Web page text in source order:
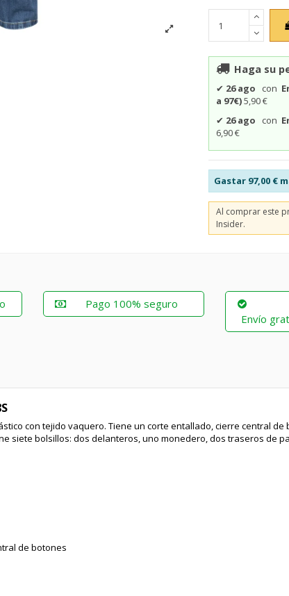
Haga su
✔ 26 ago con
a 97€)5,90 €
✔ 26 ago con
6,90 €
Gastar 97,00 €
Al comprar este
Insider.
Pago 100% seguro
Envío
con tejido vaquero. Tiene un corte entallado, cierre central de
siete bolsillos: dos delanteros, uno monedero, dos traseros de
de botones